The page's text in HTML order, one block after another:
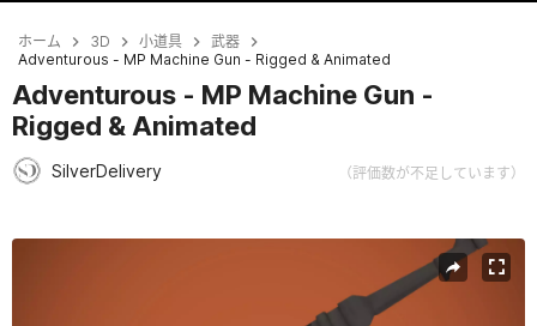
ホーム 3D 小道具
武器
Adventurous - MP Machine Gun - Rigged & Animated
Adventurous - MP Machine Gun -
Rigged & Animated
SilverDelivery （評価数が不足しています）